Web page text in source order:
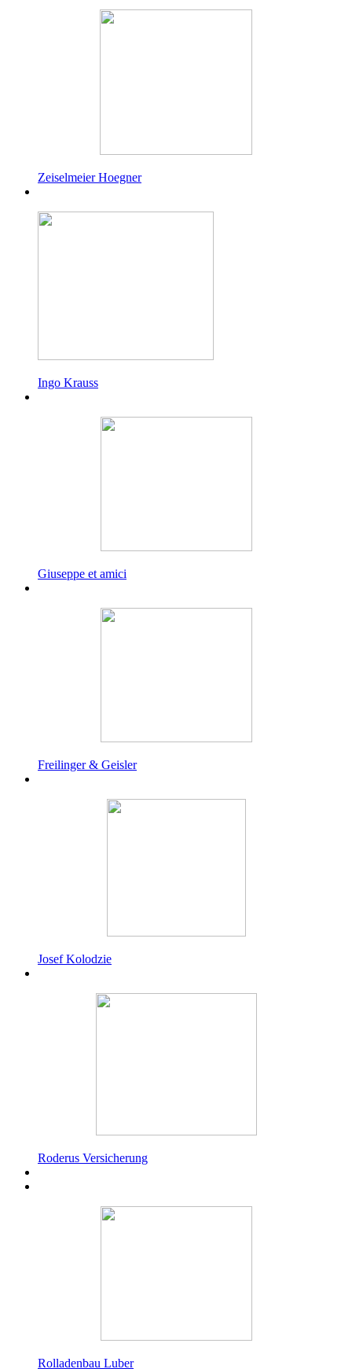
Zeiselmeier Hoegner
Ingo Krauss
Giuseppe et amici
Freilinger & Geisler
Josef Kolodzie
Roderus Versicherung
Rolladenbau Luber